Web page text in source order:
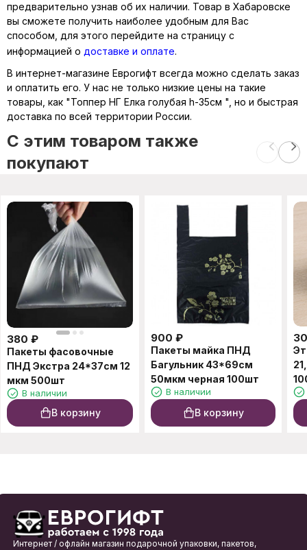
предварительно узнав об их наличии. Товар в Хабаровске
вы сможете получить наиболее удобным для Вас
способом, для этого перейдите на страницу с
информацией о доставке и оплате.
В интернет-магазине Еврогифт всегда можно сделать заказ
и оплатить его. У нас не только низкие цены на такие
товары, как "Топпер НГ Елка голубая h-35см ", но и быстрая
доставка по всей территории России.
C этим товаром также
покупают
380 ₽
Пакеты фасовочные
ПНД Экстра 24*37см 12
мкм 500шт
В наличии
В корзину
900 ₽
Пакеты майка ПНД
Багульник 43*69см
50мкм черная 100шт
В наличии
В корзину
30
Интернет / офлайн магазин подарочной упаковки, пакетов,